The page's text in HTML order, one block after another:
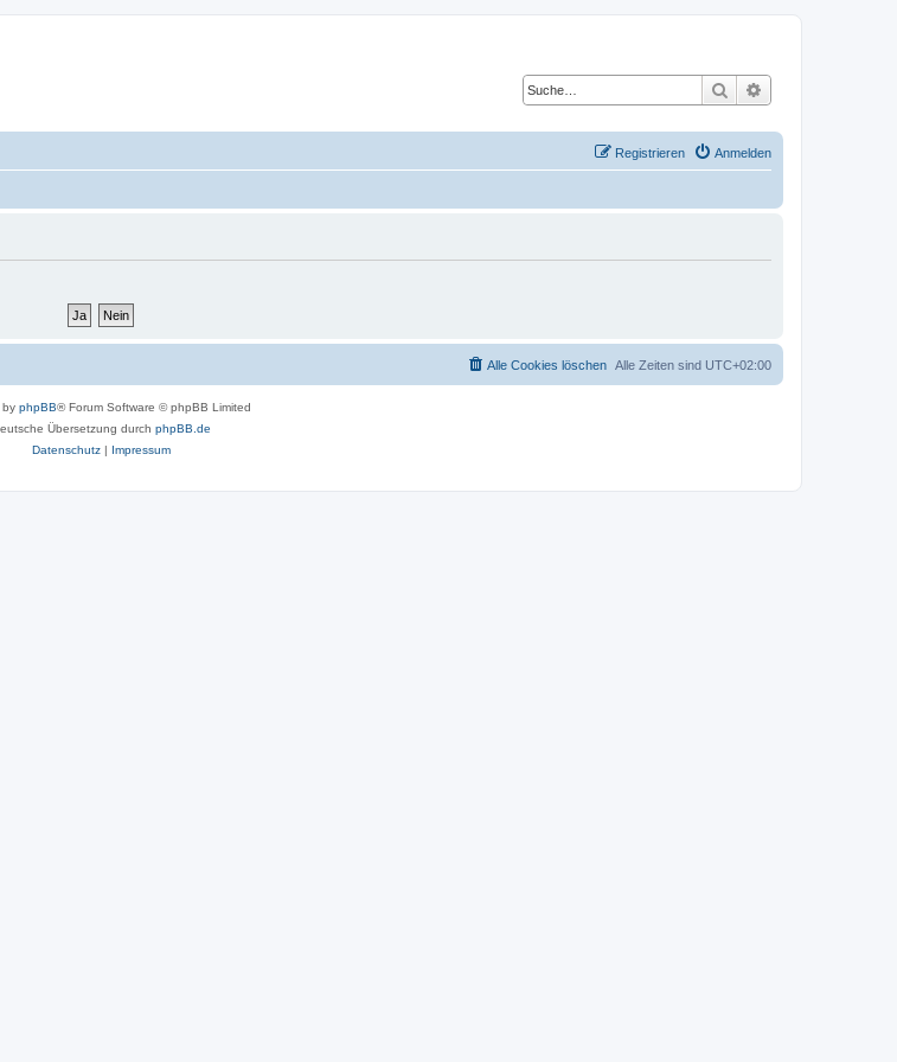
Suche
Anmelden
Registrieren
Alle Zeiten sind UTC+02:00
Alle Cookies löschen
by phpBB® Forum Software © phpBB Limited
Übersetzung durch phpBB.de
Datenschutz| Impressum